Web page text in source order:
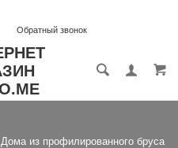
Обратный звонок
Дома из профилированного бруса